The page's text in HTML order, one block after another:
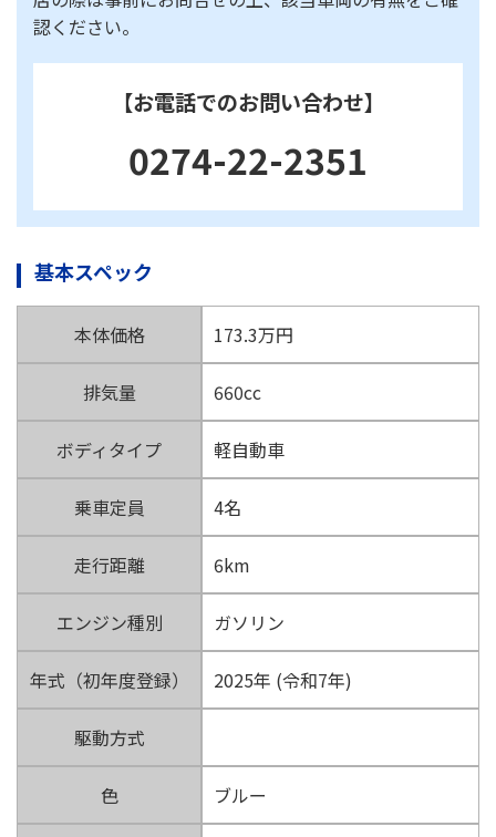
認ください。
【お電話でのお問い合わせ】
0274-22-2351
基本スペック
本体価格 173.3万円
排気量 660cc
ボディタイプ 軽自動車
乗車定員 4名
走行距離 6km
エンジン種別 ガソリン
年式（初年度登録） 2025年 (令和7年)
駆動方式
色 ブルー